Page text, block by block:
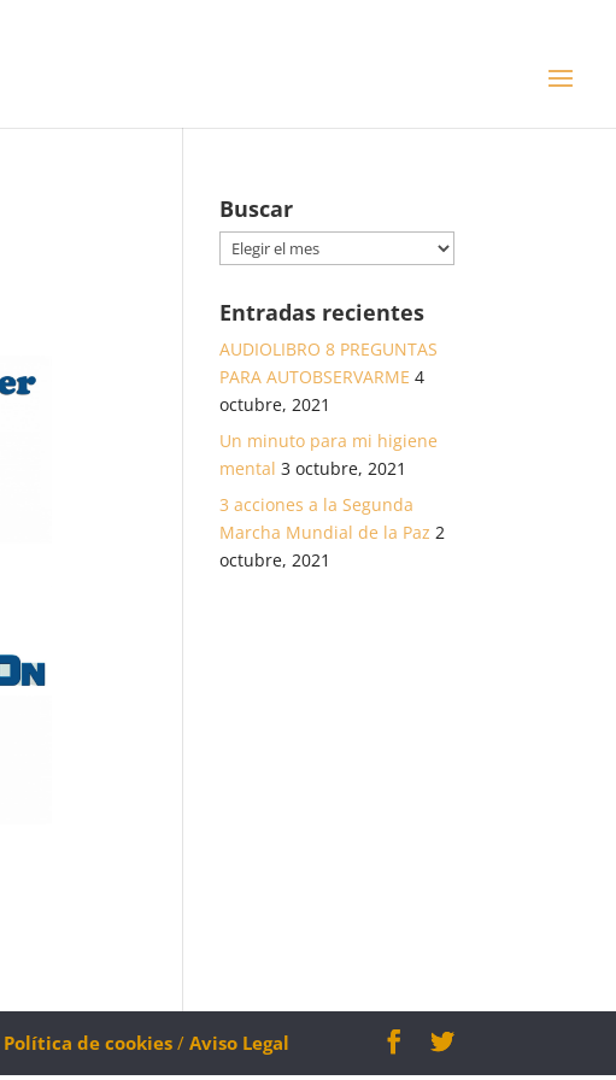
Buscar
Buscar
Entradas recientes
AUDIOLIBRO 8 PREGUNTAS
PARA AUTOBSERVARME 4
octubre, 2021
Un minuto para mi higiene
mental 3 octubre, 2021
3 acciones a la Segunda
Marcha Mundial de la Paz 2
octubre, 2021
Política de cookies/Aviso Legal